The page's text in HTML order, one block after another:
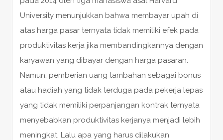
University menunjukkan bahwa membayar upah di
atas harga pasar ternyata tidak memiliki efek pada
produktivitas kerja jika membandingkannya dengan
karyawan yang dibayar dengan harga pasaran.
Namun, pemberian uang tambahan sebagai bonus
atau hadiah yang tidak terduga pada pekerja lepas
yang tidak memiliki perpanjangan kontrak ternyata
menyebabkan produktivitas kerjanya menjadi lebih
meningkat. Lalu apa yang harus dilakukan